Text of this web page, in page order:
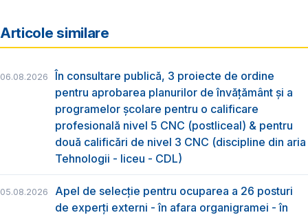
Articole similare
06.08.2026
În consultare publică, 3 proiecte de ordine
pentru aprobarea planurilor de învățământ și a
programelor școlare pentru o calificare
profesională nivel 5 CNC (postliceal) & pentru
două calificări de nivel 3 CNC (discipline din aria
Tehnologii - liceu - CDL)
05.08.2026
Apel de selecție pentru ocuparea a 26 posturi
de experți externi - în afara organigramei - în